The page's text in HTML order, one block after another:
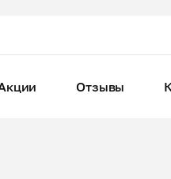
Отзывы